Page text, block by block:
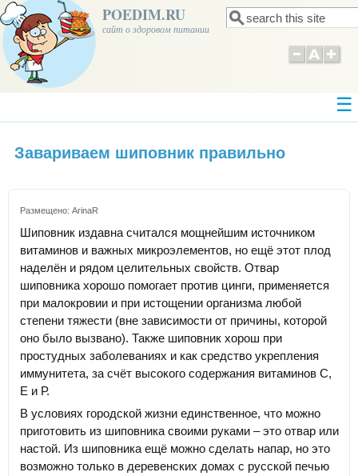
POEDIM.RU
сайт о здоровом питании Форма поиска
Поиск
Завариваем шиповник правильно
Размещено: ArinaR
Шиповник издавна считался мощнейшим источником
витаминов и важных микроэлементов, но ещё этот плод
наделён и рядом целительных свойств. Отвар
шиповника хорошо помогает против цинги, применяется
при малокровии и при истощении организма любой
степени тяжести (вне зависимости от причины, которой
оно было вызвано). Также шиповник хорош при
простудных заболеваниях и как средство укрепления
иммунитета, за счёт высокого содержания витаминов С,
Е и Р.
В условиях городской жизни единственное, что можно
приготовить из шиповника своими руками – это отвар или
настой. Из шиповника ещё можно сделать напар, но это
возможно только в деревенских домах с русской печью